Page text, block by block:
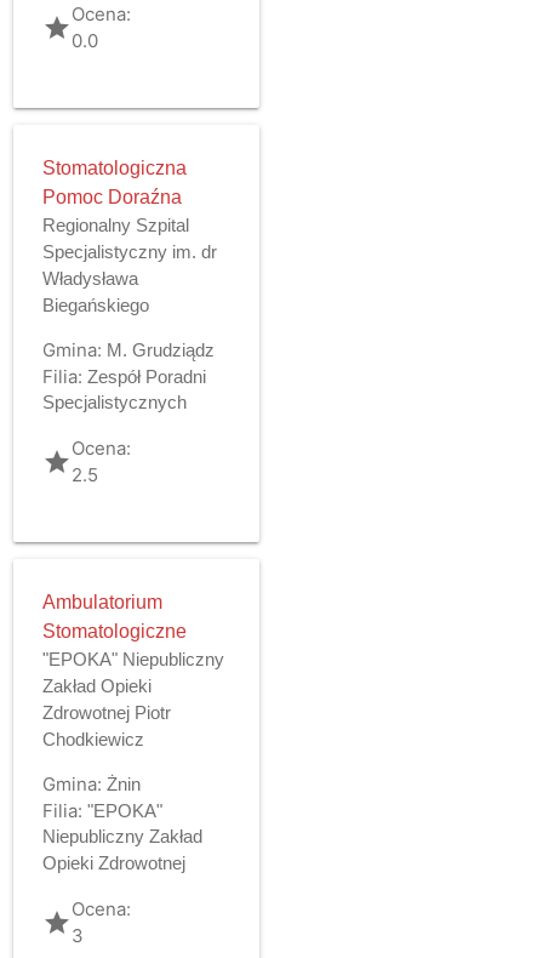
gradeOcena:
0.0
Stomatologiczna
Pomoc Doraźna
Regionalny Szpital
Specjalistyczny im. dr
Władysława
Biegańskiego
Gmina: M. Grudziądz
Filia: Zespół Poradni
Specjalistycznych
gradeOcena:
2.5
Ambulatorium
Stomatologiczne
"EPOKA" Niepubliczny
Zakład Opieki
Zdrowotnej Piotr
Chodkiewicz
Gmina: Żnin
Filia: "EPOKA"
Niepubliczny Zakład
Opieki Zdrowotnej
gradeOcena:
3